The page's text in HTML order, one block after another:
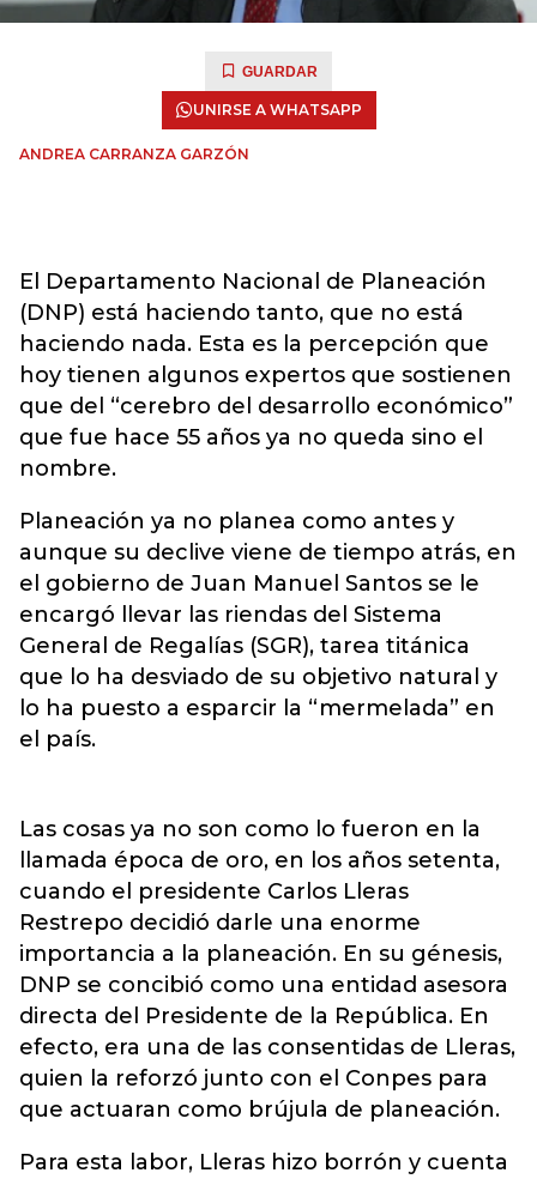
GUARDAR
UNIRSE A WHATSAPP
ANDREA CARRANZA GARZÓN
El Departamento Nacional de Planeación
(DNP) está haciendo tanto, que no está
haciendo nada. Esta es la percepción que
hoy tienen algunos expertos que sostienen
que del “cerebro del desarrollo económico”
que fue hace 55 años ya no queda sino el
nombre.
Planeación ya no planea como antes y
aunque su declive viene de tiempo atrás, en
el gobierno de Juan Manuel Santos se le
encargó llevar las riendas del Sistema
General de Regalías (SGR), tarea titánica
que lo ha desviado de su objetivo natural y
lo ha puesto a esparcir la “mermelada” en
el país.
Las cosas ya no son como lo fueron en la
llamada época de oro, en los años setenta,
cuando el presidente Carlos Lleras
Restrepo decidió darle una enorme
importancia a la planeación. En su génesis,
DNP se concibió como una entidad asesora
directa del Presidente de la República. En
efecto, era una de las consentidas de Lleras,
quien la reforzó junto con el Conpes para
que actuaran como brújula de planeación.
Para esta labor, Lleras hizo borrón y cuenta